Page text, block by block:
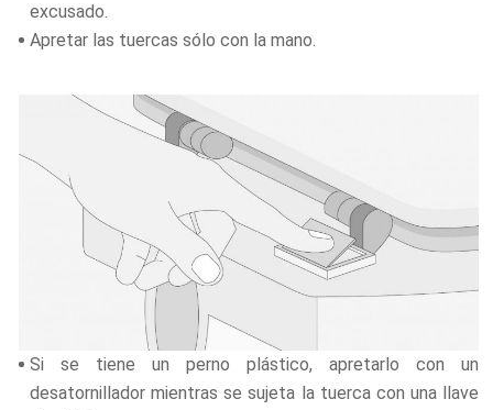
excusado.
Apretar las tuercas sólo con la mano.
Si se tiene un perno plástico, apretarlo con un
desatornillador mientras se sujeta la tuerca con una llave